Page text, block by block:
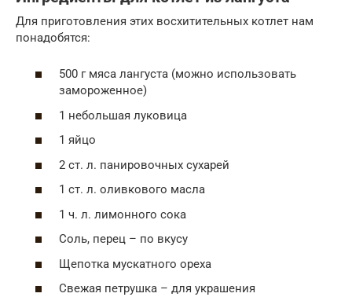
Для приготовления этих восхитительных котлет нам
понадобятся:
500 г мяса лангуста (можно использовать
замороженное)
1 небольшая луковица
1 яйцо
2 ст. л. панировочных сухарей
1 ст. л. оливкового масла
1 ч. л. лимонного сока
Соль, перец – по вкусу
Щепотка мускатного ореха
Свежая петрушка – для украшения